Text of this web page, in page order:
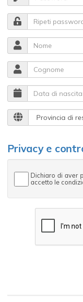
Ripeti password
Nome
Cognome
Data di nascita nel
Provincia di
Privacy e
Dichiaro di aver
accetto le